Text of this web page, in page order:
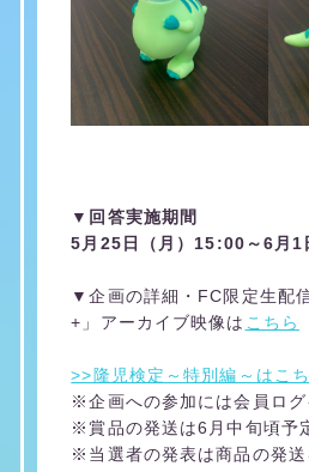
▼回答実施期間
5月25日（月）15:00～6月1
▼企画の詳細・FC限定生配
+」アーカイブ映像は こちら
>>隆児検定～特別編～はこ
※企画への参加には会員ログ
※賞品の発送は6月中旬頃予
※当選者の発表は商品の発